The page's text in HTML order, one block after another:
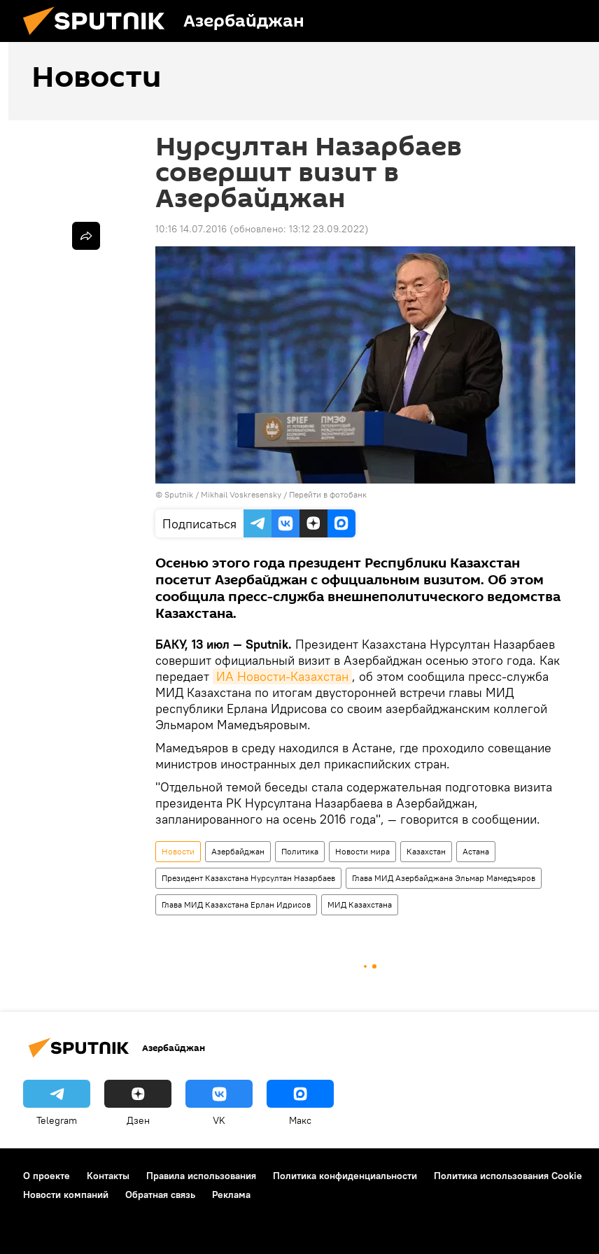
Азербайджан
Новости
Нурсултан Назарбаев
совершит визит в
Азербайджан
10:16 14.07.2016 (обновлено: 13:12 23.09.2022)
© Sputnik / Mikhail Voskresensky / Перейти в фотобанк
Подписаться
Осенью этого года президент Республики Казахстан
посетит Азербайджан с официальным визитом. Об этом
сообщила пресс-служба внешнеполитического ведомства
Казахстана.
БАКУ, 13 июл — Sputnik. Президент Казахстана Нурсултан Назарбаев
совершит официальный визит в Азербайджан осенью этого года. Как
передает ИА Новости-Казахстан , об этом сообщила пресс-служба
МИД Казахстана по итогам двусторонней встречи главы МИД
республики Ерлана Идрисова со своим азербайджанским коллегой
Эльмаром Мамедъяровым.
Мамедъяров в среду находился в Астане, где проходило совещание
министров иностранных дел прикаспийских стран.
"Отдельной темой беседы стала содержательная подготовка визита
президента РК Нурсултана Назарбаева в Азербайджан,
запланированного на осень 2016 года", — говорится в сообщении.
Новости Азербайджан Политика Новости мира Казахстан Астана
Президент Казахстана Нурсултан Назарбаев Глава МИД Азербайджана Эльмар Мамедъяров
Глава МИД Казахстана Ерлан Идрисов МИД Казахстана
Азербайджан
Telegram Дзен VK Макс
О проекте Контакты Правила использования Политика конфиденциальности Политика использования Cookie
Новости компаний
Обратная связь Реклама